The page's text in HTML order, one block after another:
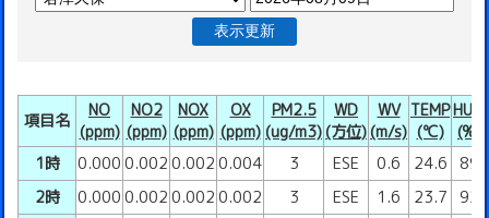
表示更新
項目名
NO
(ppm)
NO2
(ppm)
NOX
(ppm)
OX
(ppm)
PM2.5
(ug/m3)
WD
(方位)
WV
(m/s)
TEMP
(℃)
HUM
(%)
1時
0.000 0.002 0.002 0.004 3 ESE 0.6 24.6
89
2時
0.000 0.002 0.002 0.002 3 ESE 1.6 23.7 92